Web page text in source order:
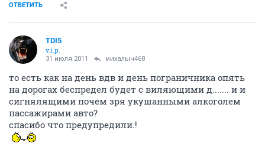
ОТВЕТИТЬ
TDI5
v.i.p.
31 июля 2011 михалыч468
то есть как на день вдв и день пограничника опять
на дорогах беспредел будет с виляющими д....... и и
сигнялящими почем зря укушанными алкоголем
пассажирами авто?
спасибо что предупредили.!